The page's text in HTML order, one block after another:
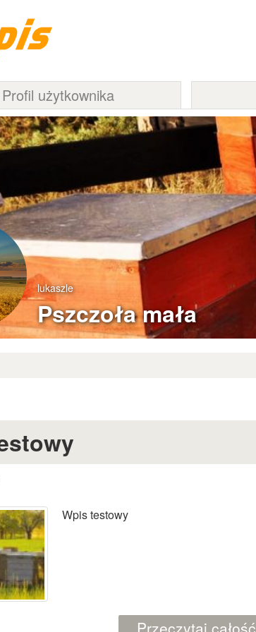
użytkownika
lukaszle
Pszczoła mała
Wpis testowy
Przeczytaj całość